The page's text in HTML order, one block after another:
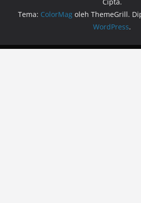
Cipta.
Tema: ColorMag oleh ThemeGrill.
WordPress.